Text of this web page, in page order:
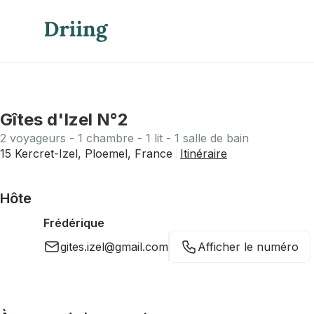
Gîtes d'Izel N°2
2 voyageurs - 1 chambre - 1 lit - 1 salle de bain
15 Kercret-Izel, Ploemel, France
Itinéraire
Hôte
Frédérique
gites.izel@gmail.com
Afficher le numéro